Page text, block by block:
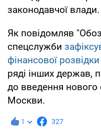
законодавчої влади.
Як повідомляв
спецслужби
фінансової
ряді інших держав,
до введення нового
Москви.
1 327